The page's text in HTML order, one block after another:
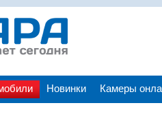
Новинки Камеры